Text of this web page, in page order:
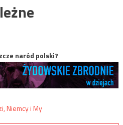
naród polski?